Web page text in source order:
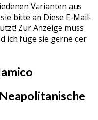
Varianten aus
bitte an Diese E-Mail-
Zur Anzeige muss
ich füge sie gerne der